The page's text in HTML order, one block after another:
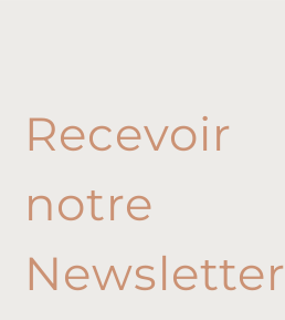
Recevoir
notre
Newsletter